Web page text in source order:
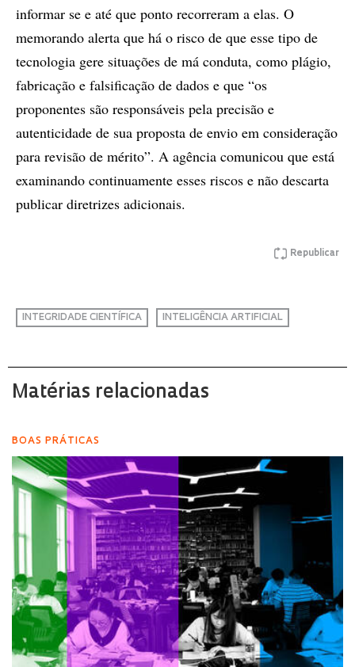
informar se e até que ponto recorreram a elas. O
memorando alerta que há o risco de que esse tipo de
tecnologia gere situações de má conduta, como plágio,
fabricação e falsificação de dados e que “os
proponentes são responsáveis pela precisão e
autenticidade de sua proposta de envio em consideração
para revisão de mérito”. A agência comunicou que está
examinando continuamente esses riscos e não descarta
publicar diretrizes adicionais.
Republicar
INTEGRIDADE CIENTÍFICA INTELIGÊNCIA ARTIFICIAL